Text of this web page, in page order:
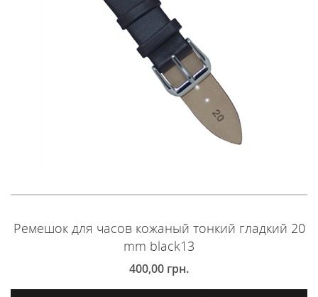
Ремешок для часов кожаный тонкий гладкий 20
mm black13
400,00 грн.